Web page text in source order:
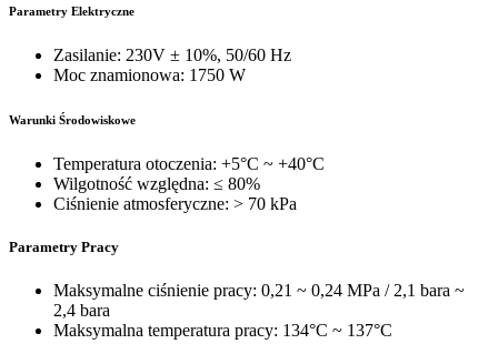
Parametry Elektryczne
Zasilanie: 230V ± 10%, 50/60 Hz
Moc znamionowa: 1750 W
Warunki Środowiskowe
Temperatura otoczenia: +5°C ~ +40°C
Wilgotność względna: ≤ 80%
Ciśnienie atmosferyczne: > 70 kPa
Parametry Pracy
Maksymalne ciśnienie pracy: 0,21 ~ 0,24 MPa / 2,1 bara ~
2,4 bara
Maksymalna temperatura pracy: 134°C ~ 137°C